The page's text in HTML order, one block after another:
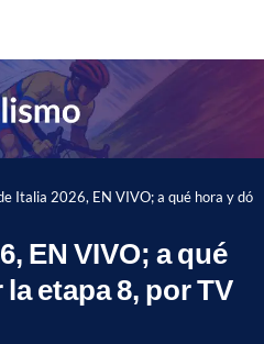
Italia 2026, EN VIVO; a qué hora y
EN VIVO; a qué
etapa 8, por TV